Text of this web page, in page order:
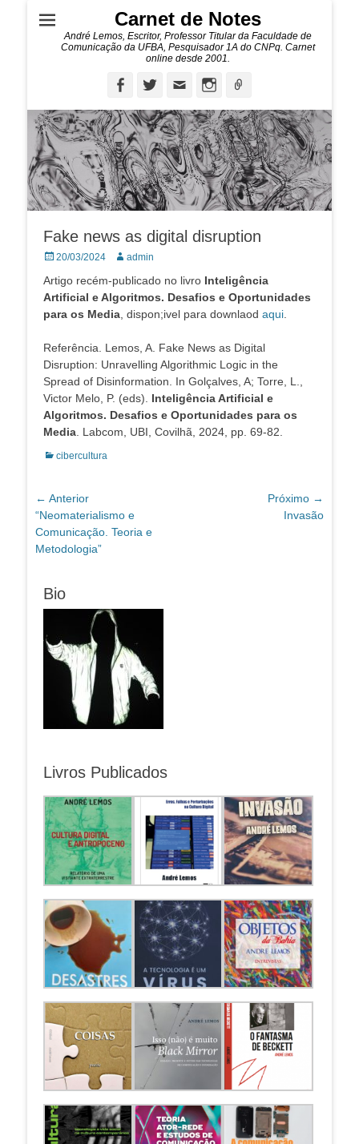
Carnet de Notes
André Lemos, Escritor, Professor Titular da Faculdade de
Comunicação da UFBA, Pesquisador 1A do CNPq. Carnet
online desde 2001.
FacebookTwitterEmail Instagram
Fake news as digital disruption
Posted
20/03/2024 Autor:admin
Artigo recém-publicado no livro Inteligência
Artificial e Algoritmos. Desafios e Oportunidades
para os Media, dispon;ivel para downlaod aqui.
Referência. Lemos, A. Fake News as Digital
Disruption: Unravelling Algorithmic Logic in the
Spread of Disinformation. In Golçalves, A; Torre, L.,
Victor Melo, P. (eds). Inteligência Artificial e
Algoritmos. Desafios e Oportunidades para os
Media. Labcom, UBI, Covilhã, 2024, pp. 69-82.
Categorias:
cibercultura
Navegação
de
Post
← Anterior
Post
anterior:
“Neomaterialismo e
Comunicação. Teoria e
Metodologia”
Próximo →
Invasão
Bio
Livros Publicados